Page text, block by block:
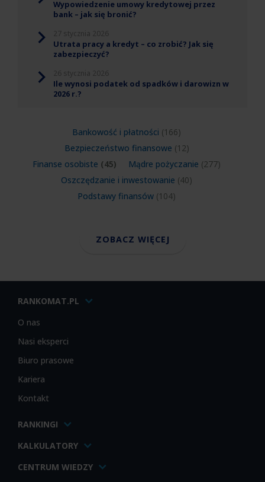
Wypowiedzenie umowy kredytowej przez
bank – jak się bronić?
Utrata pracy a kredyt – co zrobić? Jak się
zabezpieczyć?
Ile wynosi podatek od spadków i darowizn w
2026 r.?
Bankowość i płatności (166)
Bezpieczeństwo finansowe (12)
Finanse osobiste (45) Mądre pożyczanie (277)
Oszczędzanie i inwestowanie (40)
Podstawy finansów (104)
ZOBACZ WIĘCEJ
RANKOMAT.PL
O nas
Nasi eksperci
Biuro prasowe
Kariera
Kontakt
RANKINGI
KALKULATORY
CENTRUM WIEDZY